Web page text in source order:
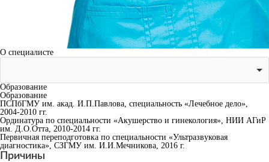
О специалисте
Образование
Образование
ПСПбГМУ им. акад. И.П.Павлова, специальность «Лечебное дело»,
2004-2010 гг.
Ординатура по специальности «Акушерство и гинекология», НИИ АГиР
им. Д.О.Отта, 2010-2014 гг.
Первичная переподготовка по специальности «Ультразвуковая
диагностика», СЗГМУ им. И.И.Мечникова, 2016 г.
Причины